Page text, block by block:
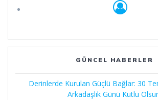
GÜNCEL HABERLER
Derinlerde Kurulan Güçlü Bağlar: 30
Arkadaşlık Günü Kutlu